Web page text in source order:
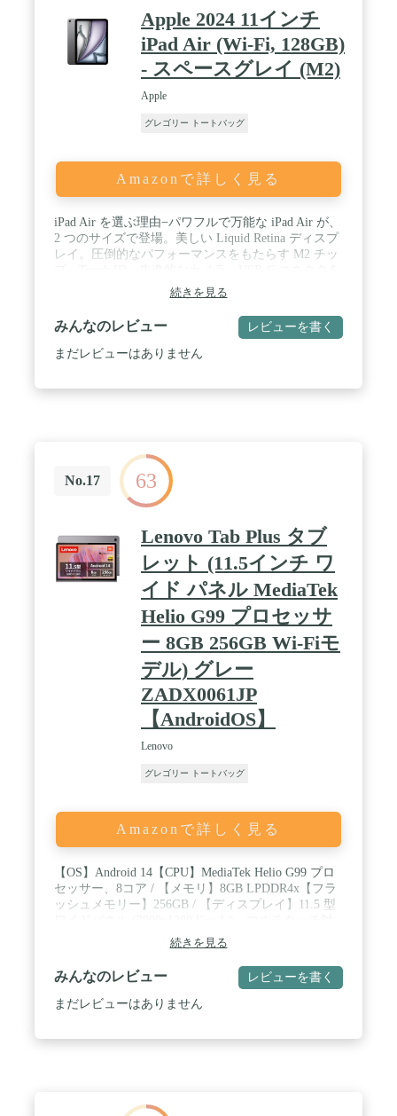
器に急速充電が可能です。さらに入出力可能なUSB-
Cポートを2つ搭載し、USB-Aポートと合わせると3
台の機器を同時に充電することができます。 / 充電
残量を一目で確認 : 本体表面にディスプレイを搭載
し、バッテリーの残量をリアルタイムかつ一目で確
(10000mAh, 22.5W) 、USB-C & USB-C ケーブル、ス
トラップ、クイックスタートガイド、カスタマーサ
Apple 2024 11インチ
iPad Air (Wi-Fi, 128GB)
- スペースグレイ (M2)
Apple
グレゴリー トートバッグ
Amazonで詳しく見る
iPad Air を選ぶ理由 ̶ パワフルで万能な iPad Air が、
2 つのサイズで登場。美しい Liquid Retina ディスプ
レイ。圧倒的なパフォーマンスをもたらす M2 チッ
搭載。超高速の Wi-Fi 6E にも対応しています *。作
業の効率を上げる iPadOS のパワフルな機能も、
Apple Pencil Pro による次世代の 機能も使えます*。i
256GB - ブルー (M2) / 11 インチの Liquid Retina デ
ィスプレイ ̶ P3 の広色域、True Tone、極め て低い
は一日中使えるので、仕事も遊びも好きな場所で好
きなだけどうぞ*。 最大 1TB のストレージのオプシ
ョンから、アプリ、音楽、映画などの保存に必要な
容 量を選べます*。 / iPadOS + アプリ ̶ iPad Air をも
っと効率的に、もっと直感的に、もっと万能に使え
るデバイスにする。それが iPadOS です。複数のア
プリを同時に動かす。Apple Pencil によるスクリブ
ルでテキストフィールドに手書き入力する。写真を
編集して共有するこ ともできます*。アプリの表示
サイズを変えたり複数のアプリを重ね合わせたい時
や、 外部ディスプレイに接続したい時は、ステージ
マネージャをどうぞ。マルチタスキング が簡単にな
ります。iPad Air は Safari、メッセージ、Keynote な
ど、必要なアプリを最 初から内蔵。App Store には
Pencil と Magic Keyboard ̶ Apple Pencil Pro があれ
ば、iPad Air がアート作品 のためのキャンバスや、
メモやノートを最も取りやすいデバイスに変身。
Apple Pencil (USB-C)も iPad Air で使えます。トラッ
イピングできるキーボードにも、iPad Air を守るカ
横向きの 12MP 超広角フロントカメラを搭載。セン
ター フレーム機能に対応しているので、ビデオ会議
の時や、ポートレートモードで美しいセ ルフィービ
シュが使える 12MP 広角 バックカメラは、写真や
4K ビデオの撮影に理想的です。横向きのステレオ
スピーカー と 2 つのマイクは、優れたサウンドを
ス接続です*。写真、書類、容量の大きなビデ オフ
所で作業できます。USB-C コ ネクタに、外部ディ
スプレイなどを接続することもできます。 / Touch
ID でロック解除も支払いも ̶ トップボタンに Touch
インインも、Apple Pay を使った安全な支払いも、
続きを見る
みんなのレビュー レビューを書く
まだレビューはありません
No.17 63
Lenovo Tab Plus タブ
レット (11.5インチ ワ
イド パネル MediaTek
Helio G99 プロセッサ
ー 8GB 256GB Wi-Fiモ
デル) グレー
ZADX0061JP
【AndroidOS】
Lenovo
グレゴリー トートバッグ
Amazonで詳しく見る
【OS】Android 14【CPU】MediaTek Helio G99 プロ
セッサー、8コア / 【メモリ】8GB LPDDR4x【フラ
ッシュメモリー】256GB / 【ディスプレイ】11.5 型
応(10点) / 【インターフェース】USBポート：USB
2.0 Type-Cポート（OTG機能付き）、オーディオ関
連ポート：マイクロホン/ヘッドホン・コンボ・ジャ
ック / 【カメラ（イン/アウト） 】800万画素 / 800万
画素、【スロット】microSDメディアカードリーダ
続きを見る
みんなのレビュー レビューを書く
まだレビューはありません